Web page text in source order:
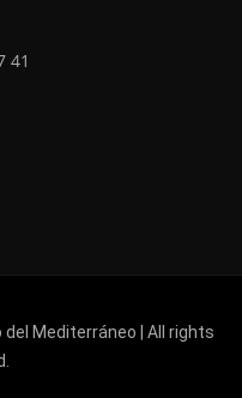
41
Mediterráneo | All rights